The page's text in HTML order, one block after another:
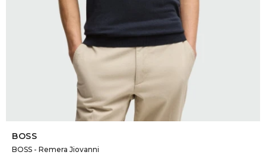
SELECCIONAR TALLE
BOSS
BOSS - Remera Jiovanni